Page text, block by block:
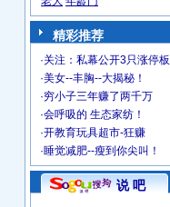
精彩推荐
·关注：私幕公开3只涨停板
·美女--丰胸--大揭秘！
·穷小子三年赚了两千万
·会呼吸的 生态家纺！
·开教育玩具超市-狂赚
·睡觉减肥--瘦到你尖叫！
说 吧